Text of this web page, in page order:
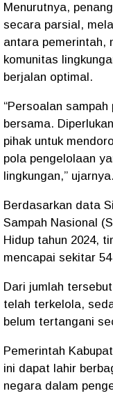
Menurutnya,
secara parsial,
antara pemerintah,
komunitas
berjalan optimal.
“Persoalan
bersama.
pihak untuk
pola pengelolaan
lingkungan,” ujarnya.
Berdasarkan data
Sampah Nasional
Hidup tahun 2024,
mencapai sekitar
Dari jumlah
telah terkelola,
belum tertangani
Pemerintah
ini dapat lahir
negara dalam